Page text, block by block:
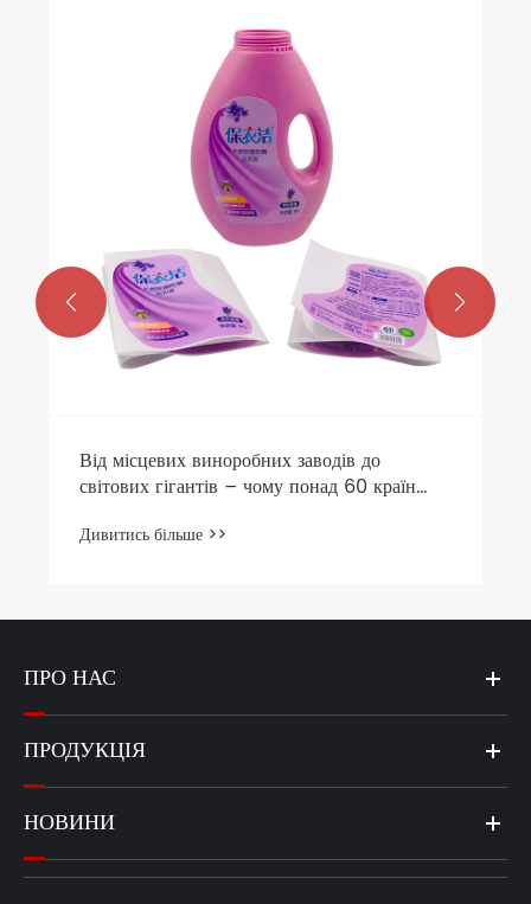
Від місцевих виноробних заводів до
світових гігантів – чому понад 60 країн
Дивитись більше >>
 
ПРО НАС
ПРОДУКЦІЯ
НОВИНИ